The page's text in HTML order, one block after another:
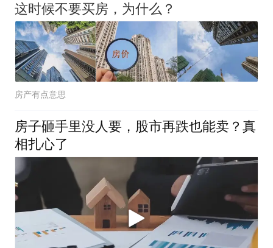
这时候不要买房，为什么？
房产有点意思
房子砸手里没人要，股市再跌也能卖？真
相扎心了